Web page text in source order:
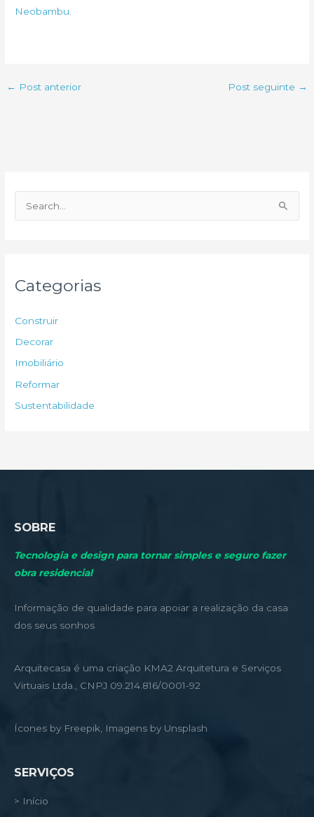
Neobambu
← Post anterior Post seguinte →
e
p
o
r
Categorias
Construir
Decorar
Imobiliário
Reformar
Sustentabilidade
SOBRE
Tecnologia e design para tornar simples e seguro fazer
obra residencial
Informação de qualidade para apoiar a realização da casa
dos seus sonhos
Arquitecasa é uma criação KMA2 Arquitetura e Serviços
Virtuais Ltda., CNPJ 09.214.816/0001-92
Ícones by Freepik, Imagens by Unsplash
SERVIÇOS
> Início